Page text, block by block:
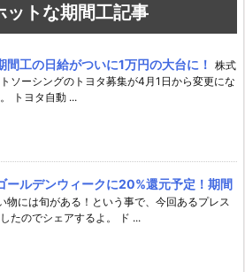
ットな期間工記事
間工の日給がついに1万円の大台に！ 株式
ソーシングのトヨタ募集が4月1日から変更にな
トヨタ自動 ...
ールデンウィークに20%還元予定！期間
物には旬がある！という事で、今回あるプレス
たのでシェアするよ。 ド ...